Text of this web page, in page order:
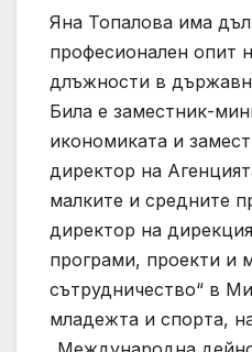
Яна Топалова има
професионален опит
длъжности в
Била е заместник-
икономиката и
директор на
малките и средните
директор на
програми, проекти и
сътрудничество“ в
младежта и спорта,